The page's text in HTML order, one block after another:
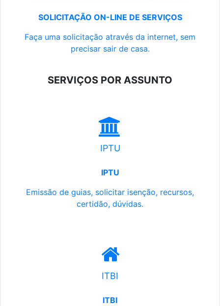
SOLICITAÇÃO ON-LINE DE SERVIÇOS
Faça uma solicitação através da internet, sem
precisar sair de casa.
SERVIÇOS POR ASSUNTO
IPTU
IPTU
Emissão de guias, solicitar isenção, recursos,
certidão, dúvidas.
ITBI
ITBI